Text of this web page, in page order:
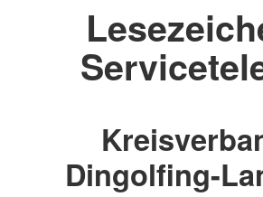
Dingolfing-